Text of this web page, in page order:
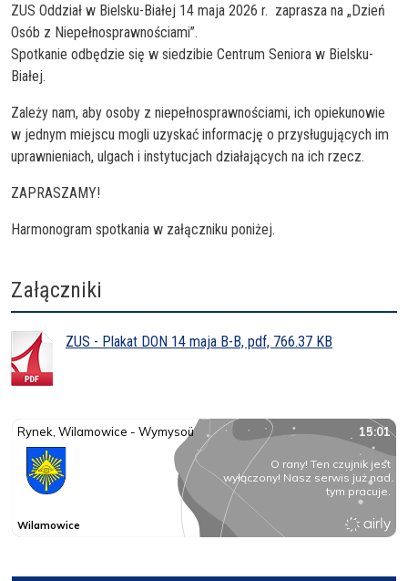
ZUS Oddział w Bielsku-Białej 14 maja 2026 r. zaprasza na „Dzień
Osób z Niepełnosprawnościami”.
Spotkanie odbędzie się w siedzibie Centrum Seniora w Bielsku-
Białej.
Zależy nam, aby osoby z niepełnosprawnościami, ich opiekunowie
w jednym miejscu mogli uzyskać informację o przysługujących im
uprawnieniach, ulgach i instytucjach działających na ich rzecz.
ZAPRASZAMY!
Harmonogram spotkania w załączniku poniżej.
Załączniki
ZUS - Plakat DON 14 maja B-B, pdf, 766.37 KB